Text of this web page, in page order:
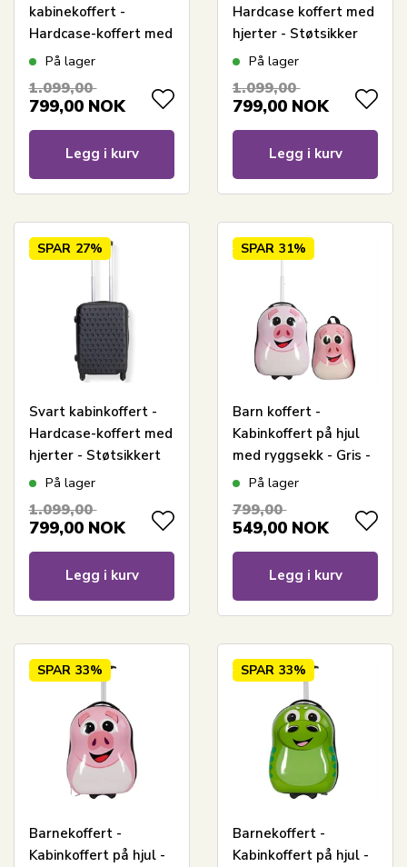
kabinekoffert -
Hardcase-koffert med
hjerter - Støtsikkert
Reisekoffert
På lager
1.099,00
799,00 NOK
Legg i kurv
Hardcase koffert med
hjerter - Støtsikker
polypropylen -
På lager
1.099,00
799,00 NOK
Legg i kurv
SPAR 27%
Svart kabinkoffert -
Hardcase-koffert med
hjerter - Støtsikkert
polypropylen -
På lager
1.099,00
799,00 NOK
Legg i kurv
SPAR 31%
Barn koffert -
Kabinkoffert på hjul
med ryggsekk - Gris -
Reisesett for barn
På lager
799,00
549,00 NOK
Legg i kurv
SPAR 33%
Barnekoffert -
Kabinkoffert på hjul -
SPAR 33%
Barnekoffert -
Kabinkoffert på hjul -